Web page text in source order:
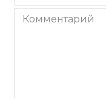
*
Комментарий